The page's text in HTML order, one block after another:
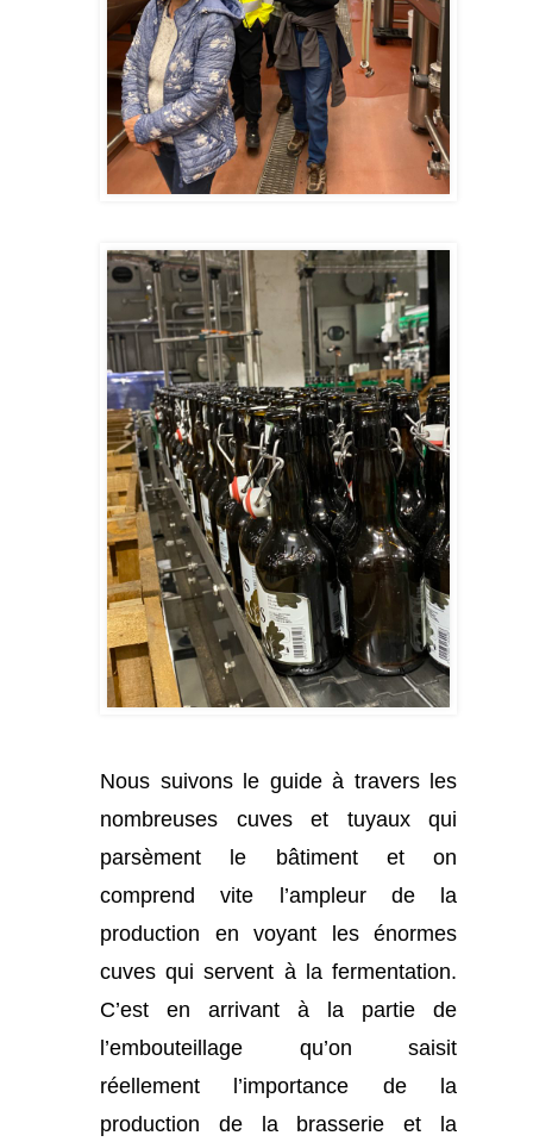
Nous suivons le guide à travers les
nombreuses cuves et tuyaux qui
parsèment le bâtiment et on
comprend vite l’ampleur de la
production en voyant les énormes
cuves qui servent à la fermentation.
C’est en arrivant à la partie de
l’embouteillage qu’on saisit
réellement l’importance de la
production de la brasserie et la